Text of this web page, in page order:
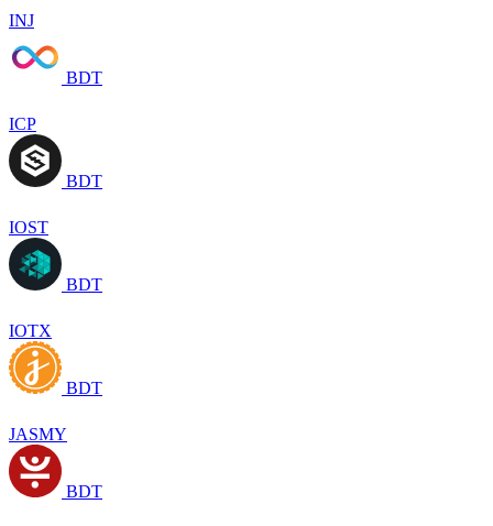
INJ
BDT
ICP
BDT
IOST
BDT
IOTX
BDT
JASMY
BDT